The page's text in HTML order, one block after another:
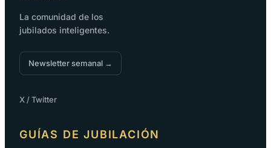
La comunidad de los
jubilados inteligentes.
Newsletter semanal →
X / Twitter
GUÍAS DE JUBILACIÓN